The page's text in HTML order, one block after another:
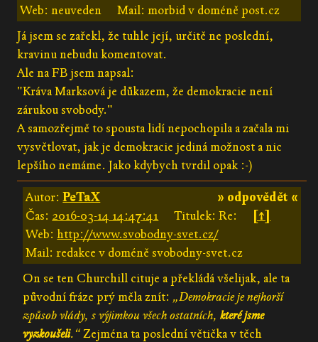
Web: neuveden
Mail: morbid v doméně post.cz
Já jsem se zařekl, že tuhle její, určitě ne poslední,
kravinu nebudu komentovat.
Ale na FB jsem napsal:
"Kráva Marksová je důkazem, že demokracie není
zárukou svobody."
A samozřejmě to spousta lidí nepochopila a začala mi
vysvětlovat, jak je demokracie jediná možnost a nic
lepšího nemáme. Jako kdybych tvrdil opak :-)
» odpovědět «
Autor:PeTaX
Čas: 2016-03-14 14:47:41 Titulek: Re:
[↑]
Web:http://www.svobodny-svet.cz/
Mail: redakce v doméně svobodny-svet.cz
On se ten Churchill cituje a překládá všelijak, ale ta
původní fráze prý měla znít: „Demokracie je nejhorší
způsob vlády, s výjimkou všech ostatních,které jsme
vyzkoušeli.“Zejména ta poslední větička v těch